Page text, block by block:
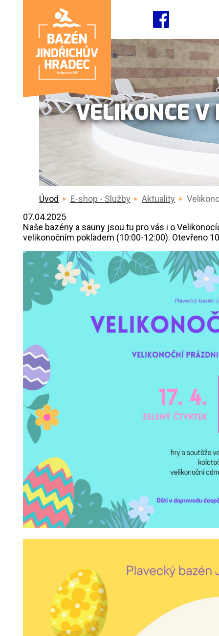
VELIKONCE
Úvod E-shop - Služby Aktuality
07.04.2025
Naše bazény a sauny jsou tu pro vás i o
velikonočním pokladem (10:00-12:00). Otevřeno